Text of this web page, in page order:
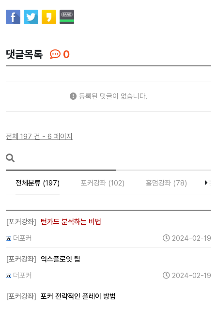
댓글목록 0
등록된 댓글이 없습니다.
전체 197 건 - 6 페이지
전체분류 (197) 포커강좌 (102) 홀덤강좌 (78)
[포커강좌]
턴카드 분석하는 비법
더포커
2024-02-19
[포커강좌] 익스플로잇 팁
더포커
2024-02-19
[포커강좌] 포커 전략적인 플레이 방법